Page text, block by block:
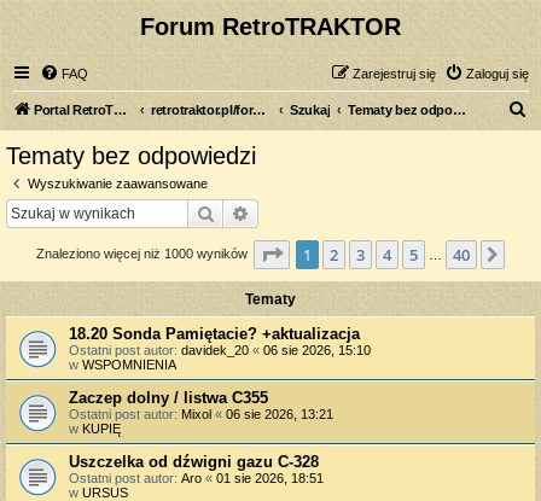
Forum RetroTRAKTOR
FAQ Zaloguj się
Zarejestruj się
Portal RetroTRAKTOR.pl retrotraktor.pl/forum Szukaj Tematy bez odpowiedzi
Tematy bez odpowiedzi
Wyszukiwanie zaawansowane
Szukaj
Znaleziono więcej niż 1000 wyników Strona z40
1 2 3 4 5 40
Tematy
18.20 Sonda Pamiętacie? +aktualizacja
Ostatni post autor: davidek_20 « 06 sie 2026, 15:10
w WSPOMNIENIA
Zaczep dolny / listwa C355
Ostatni post autor: Mixol « 06 sie 2026, 13:21
w KUPIĘ
Uszczelka od dźwigni gazu C-328
Ostatni post autor: Aro « 01 sie 2026, 18:51
w URSUS